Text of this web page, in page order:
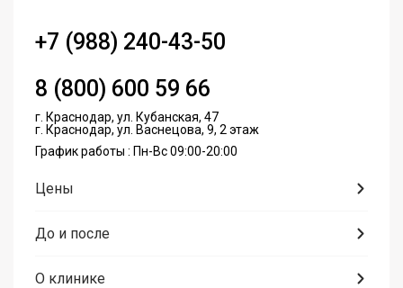
+7 (988) 240-43-50
8 (800) 600 59 66
г. Краснодар, ул. Кубанская, 47
г. Краснодар, ул. Васнецова, 9, 2 этаж
График работы : Пн-Вс 09:00-20:00
Цены
До и после
О клинике